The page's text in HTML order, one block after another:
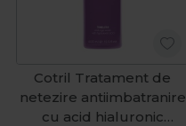
Cotril Tratament de
netezire antiimbatranire
cu acid hialuronic